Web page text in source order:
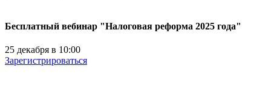
Бесплатный вебинар "Налоговая реформа 2025 года"
25 декабря в 10:00
Зарегистрироваться